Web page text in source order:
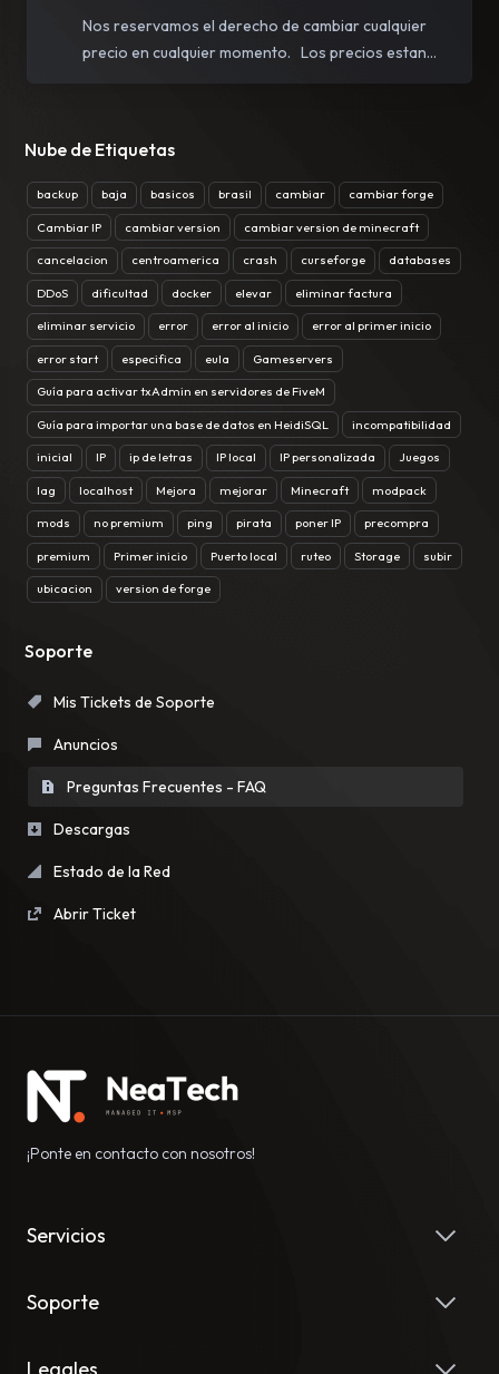
Nube de Etiquetas
backup baja basicos brasil cambiar cambiar forge
Cambiar IP cambiar version cambiar version de minecraft
cancelacion centroamerica crash curseforge databases
DDoS dificultad docker elevar eliminar factura
eliminar servicio error error al inicio error al primer inicio
error start especifica eula Gameservers
Guía para activar txAdmin en servidores de FiveM
Guía para importar una base de datos en HeidiSQL incompatibilidad
inicial IP ip de letras IP local IP personalizada Juegos
lag localhost Mejora mejorar Minecraft modpack
mods no premium ping pirata poner IP precompra
premium Primer inicio Puerto local ruteo Storage subir
ubicacion version de forge
Soporte
Mis Tickets de Soporte
Anuncios
Preguntas Frecuentes - FAQ
Descargas
Estado de la Red
Abrir Ticket
Nos reservamos el derecho de cambiar cualquier
precio en cualquier momento. Los precios estan...
¡Ponte en contacto con nosotros!
Servicios
Soporte